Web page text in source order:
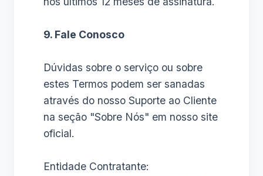
9. Fale Conosco
Dúvidas sobre o serviço ou sobre
estes Termos podem ser sanadas
através do nosso Suporte ao Cliente
na seção "Sobre Nós" em nosso site
oficial.
Entidade Contratante: